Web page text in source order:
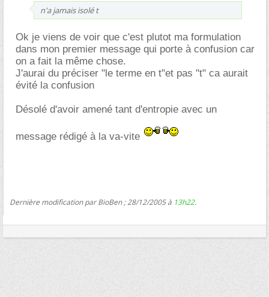
n'a jamais isolé t
Ok je viens de voir que c'est plutot ma formulation
dans mon premier message qui porte à confusion car
on a fait la même chose.
J'aurai du préciser "le terme en t"et pas "t" ca aurait
évité la confusion
Désolé d'avoir amené tant d'entropie avec un
message rédigé à la va-vite
Dernière modification par BioBen ; 28/12/2005 à 13h22.